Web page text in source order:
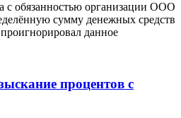
с обязанностью организации ООО
сумму денежных средств
данное
процентов с